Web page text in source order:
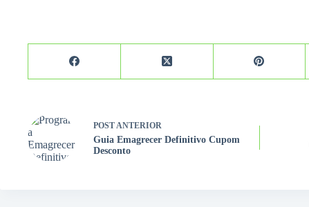
POSTANTERIOR
Guia Emagrecer Definitivo Cupom
Desconto